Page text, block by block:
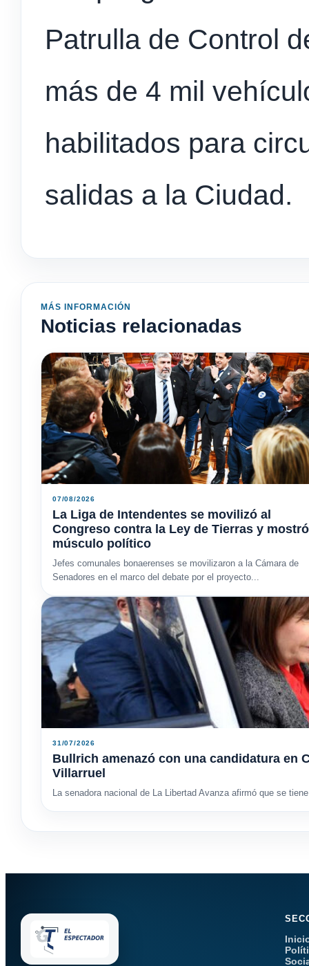
Patrulla de Control
más de 4 mil
habilitados para
salidas a la Ciudad.
MÁS INFORMACIÓN
Noticias relacionadas
07/08/2026
La Liga de Intendentes se movilizó al
Congreso contra la Ley de Tierras y mostró
músculo político
Jefes comunales bonaerenses se movilizaron a la Cámara de
Senadores en el marco del debate por el proyecto...
31/07/2026
Bullrich amenazó con una candidatura en
Villarruel
La senadora nacional de La Libertad Avanza afirmó que se